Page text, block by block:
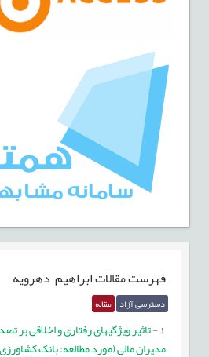
فهرست مقالاتابراهيم دهرويه
دسترسی آزاد مقاله
-تاثیر ویژگیهای رفتاری و اخلاقی بر
مديران مالی (مورد مطالعه: بانک کشاورزی)